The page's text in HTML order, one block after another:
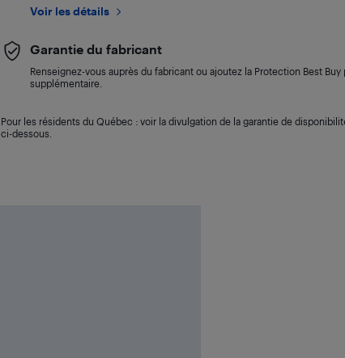
Voir les détails
Garantie du fabricant
Renseignez-vous auprès du fabricant ou ajoutez la Protection Best
supplémentaire.
Pour les résidents du Québec : voir la divulgation de la garantie de
ci-dessous.